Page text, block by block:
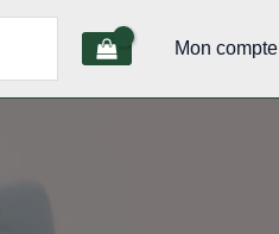
Mon compte